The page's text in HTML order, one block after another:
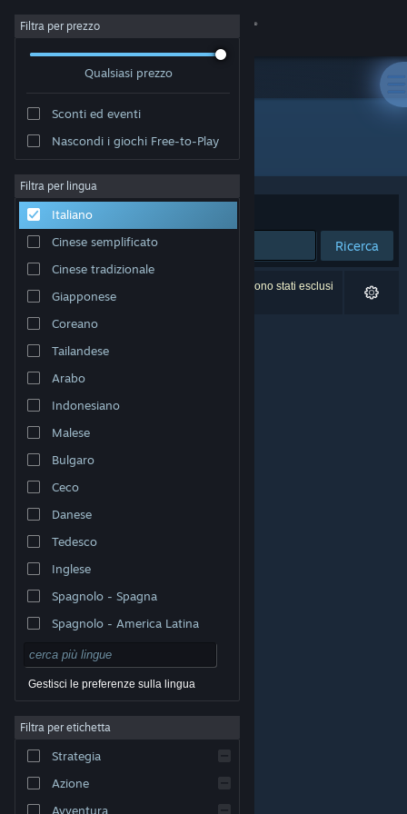
Accedi
Informazioni
Assistenza
Cambia la lingua
Ottieni l'app mobile di Steam
Visualizza il sito web per desktop
appartengono ai rispettivi proprietari negli Stati Uniti e
legali|
Steam| Rimborsi|
Filtra per prezzo
Qualsiasi prezzo
Sconti ed eventi
Nascondi i giochi Free-to-Play
Filtra per lingua
Italiano
Cinese semplificato
Cinese tradizionale
Giapponese
Coreano
Tailandese
Arabo
Indonesiano
Malese
Bulgaro
Ceco
Danese
Tedesco
Inglese
Spagnolo - Spagna
Spagnolo - America Latina
Gestisci le preferenze sulla lingua
Filtra per etichetta
Strategia
Azione
Avventura
Sviluppatore: Takahiro Miyazawa
Ordina per Rilevanza
Ricerca
0 risultati corrispondono alla tua ricerca. 2 titoli sono stati esclusi
in base alle tue preferenze.